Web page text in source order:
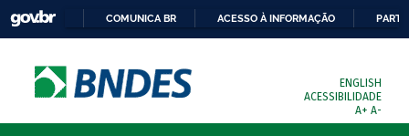
COMUNICA BR ACESSO À INFORMAÇÃO
ENGLISH
ACESSIBILIDADE
A+ A-